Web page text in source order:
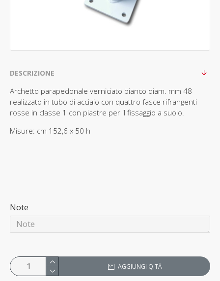
DESCRIZIONE
Archetto parapedonale verniciato bianco diam. mm 48
realizzato in tubo di acciaio con quattro fasce rifrangenti
rosse in classe 1 con piastre per il fissaggio a suolo.
Misure: cm 152,6 x 50 h
Note
AGGIUNGI Q.TÀ